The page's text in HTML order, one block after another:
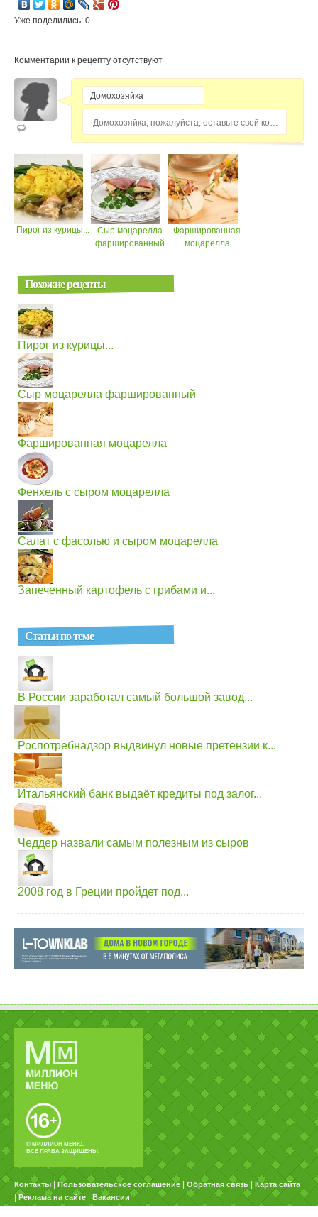
Уже поделились: 0
Комментарии к рецепту отсутствуют
Домохозяйка, пожалуйста, оставьте свой комментарий...
Пирог из курицы...
Сыр моцарелла
фаршированный
Фаршированная
моцарелла
Похожие рецепты
Пирог из курицы...
Сыр моцарелла фаршированный
Фаршированная моцарелла
Фенхель с сыром моцарелла
Салат с фасолью и сыром моцарелла
Запеченный картофель с грибами и...
Статьи по теме
В России заработал самый большой завод...
Роспотребнадзор выдвинул новые претензии к...
Итальянский банк выдаёт кредиты под залог...
Чеддер назвали самым полезным из сыров
2008 год в Греции пройдет под...
© МИЛЛИОН МЕНЮ.
ВСЕ ПРАВА ЗАЩИЩЕНЫ.
Контакты Пользовательское соглашение Обратная связь Карта сайта
|Реклама на сайте Вакансии